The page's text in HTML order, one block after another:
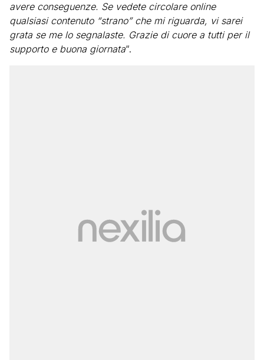
avere conseguenze. Se vedete circolare online
qualsiasi contenuto “strano” che mi riguarda, vi sarei
grata se me lo segnalaste. Grazie di cuore a tutti per il
supporto e buona giornata“.